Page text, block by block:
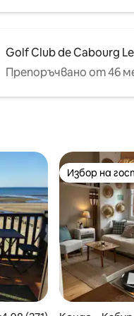
Golf Club de Cabourg
Препоръчвано от 46
Избор на
Избор на